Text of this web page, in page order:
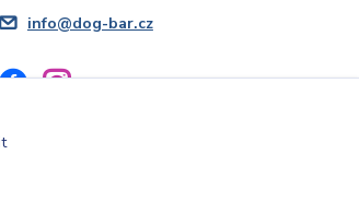
info@dog-bar.cz